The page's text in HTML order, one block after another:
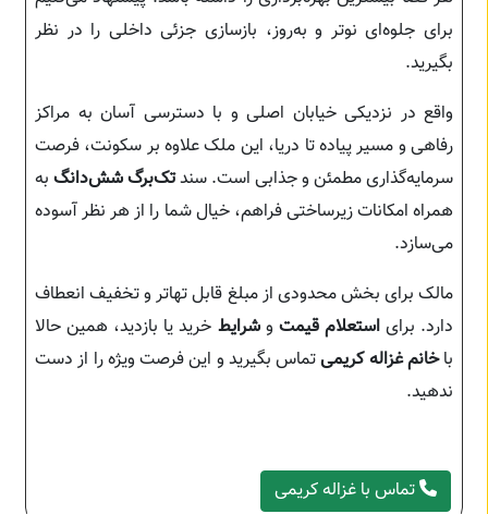
برای جلوه‌ای نوتر و به‌روز، بازسازی جزئی داخلی را در نظر
بگیرید.
واقع در نزدیکی خیابان اصلی و با دسترسی آسان به مراکز
رفاهی و مسیر پیاده تا دریا، این ملک علاوه بر سکونت، فرصت
سرمایه‌گذاری مطمئن و جذابی است. سندتک‌برگ شش‌دانگ به
همراه امکانات زیرساختی فراهم، خیال شما را از هر نظر آسوده
می‌سازد.
مالک برای بخش محدودی از مبلغ قابل تهاتر و تخفیف انعطاف
دارد. برایاستعلام قیمت وشرایط خرید یا بازدید، همین حالا
باخانم غزاله کریمیتماس بگیرید و این فرصت ویژه را از دست
ندهید.
تماس با غزاله کریمی